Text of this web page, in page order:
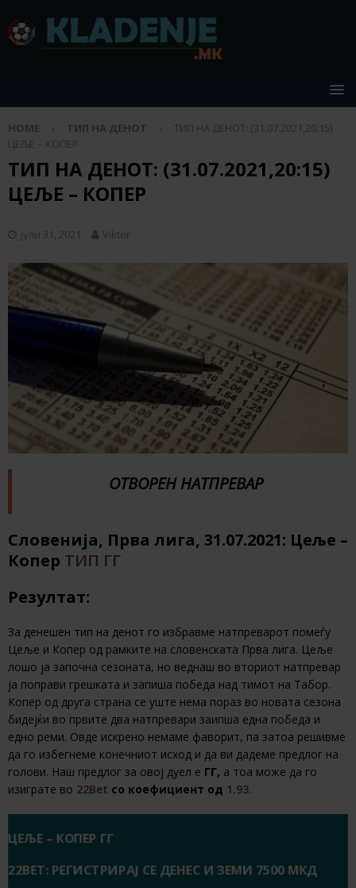
HOME ТИП НА ДЕНОТ
ТИП НА ДЕНОТ: (31.07.2021,20:15)
ЦЕЉЕ – КОПЕР
ТИП НА ДЕНОТ: (31.07.2021,20:15)
ЦЕЉЕ – КОПЕР
јули 31, 2021 Viktor
ОТВОРЕН НАТПРЕВАР
Словенија, Прва лига, 31.07.2021: Цеље –
Копер ТИП ГГ
Резултат:
За денешен тип на денот го избравме натпреварот помеѓу
Цеље и Копер од рамките на словенската Прва лига. Цеље
лошо ја започна сезоната, но веднаш во вториот натпревар
ја поправи грешката и запиша победа над тимот на Табор.
Копер од друга страна се уште нема пораз во новата сезона
бидејќи во првите два натпревари заипша една победа и
едно реми. Овде искрено немаме фаворит, па затоа решивме
да го избегнеме конечниот исход и да ви дадеме предлог на
голови. Наш предлог за овој дуел е ГГ, а тоа може да го
изиграте во 22Bet со коефициент од 1.93.
ЦЕЉЕ – КОПЕР ГГ
22BET: РЕГИСТРИРАЈ СЕ ДЕНЕС И ЗЕМИ 7500 МКД